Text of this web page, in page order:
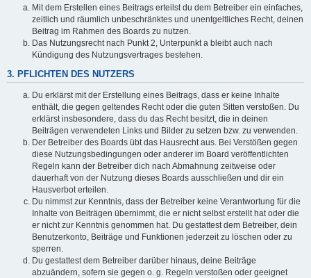
Mit dem Erstellen eines Beitrags erteilst du dem Betreiber ein einfaches,
zeitlich und räumlich unbeschränktes und unentgeltliches Recht, deinen
Beitrag im Rahmen des Boards zu nutzen.
Das Nutzungsrecht nach Punkt 2, Unterpunkt a bleibt auch nach
Kündigung des Nutzungsvertrages bestehen.
3. PFLICHTEN DES NUTZERS
Du erklärst mit der Erstellung eines Beitrags, dass er keine Inhalte
enthält, die gegen geltendes Recht oder die guten Sitten verstoßen. Du
erklärst insbesondere, dass du das Recht besitzt, die in deinen
Beiträgen verwendeten Links und Bilder zu setzen bzw. zu verwenden.
Der Betreiber des Boards übt das Hausrecht aus. Bei Verstößen gegen
diese Nutzungsbedingungen oder anderer im Board veröffentlichten
Regeln kann der Betreiber dich nach Abmahnung zeitweise oder
dauerhaft von der Nutzung dieses Boards ausschließen und dir ein
Hausverbot erteilen.
Du nimmst zur Kenntnis, dass der Betreiber keine Verantwortung für die
Inhalte von Beiträgen übernimmt, die er nicht selbst erstellt hat oder die
er nicht zur Kenntnis genommen hat. Du gestattest dem Betreiber, dein
Benutzerkonto, Beiträge und Funktionen jederzeit zu löschen oder zu
sperren.
Du gestattest dem Betreiber darüber hinaus, deine Beiträge
abzuändern, sofern sie gegen o. g. Regeln verstoßen oder geeignet